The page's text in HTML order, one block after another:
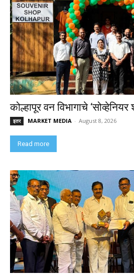
कोल्हापूर वन विभागाचे
इतर MARKET MEDIA - August 8, 2026
Read more